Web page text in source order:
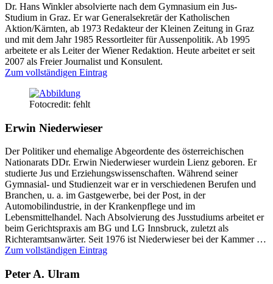
Dr. Hans Winkler absolvierte nach dem Gymnasium ein Jus-
Studium in Graz. Er war Generalsekretär der Katholischen
Aktion/Kärnten, ab 1973 Redakteur der Kleinen Zeitung in Graz
und mit dem Jahr 1985 Ressortleiter für Aussenpolitik. Ab 1995
arbeitete er als Leiter der Wiener Redaktion. Heute arbeitet er seit
2007 als Freier Journalist und Konsulent.
Zum vollständigen Eintrag
Fotocredit: fehlt
Erwin Niederwieser
Der Politiker und ehemalige Abgeordente des österreichischen
Nationarats DDr. Erwin Niederwieser wurdein Lienz geboren. Er
studierte Jus und Erziehungswissenschaften. Während seiner
Gymnasial- und Studienzeit war er in verschiedenen Berufen und
Branchen, u. a. im Gastgewerbe, bei der Post, in der
Automobilindustrie, in der Krankenpflege und im
Lebensmittelhandel. Nach Absolvierung des Jusstudiums arbeitet er
beim Gerichtspraxis am BG und LG Innsbruck, zuletzt als
Richteramtsanwärter. Seit 1976 ist Niederwieser bei der Kammer …
Zum vollständigen Eintrag
Peter A. Ulram